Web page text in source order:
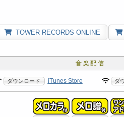
TOWER RECORDS ONLINE
iTunes Store